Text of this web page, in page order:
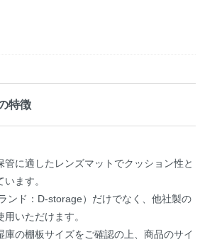
特徴
管に適したレンズマットでクッション性と
ます。
ンド：D-storage）だけでなく、他社製の
いただけます。
庫の棚板サイズをご確認の上、商品のサイ